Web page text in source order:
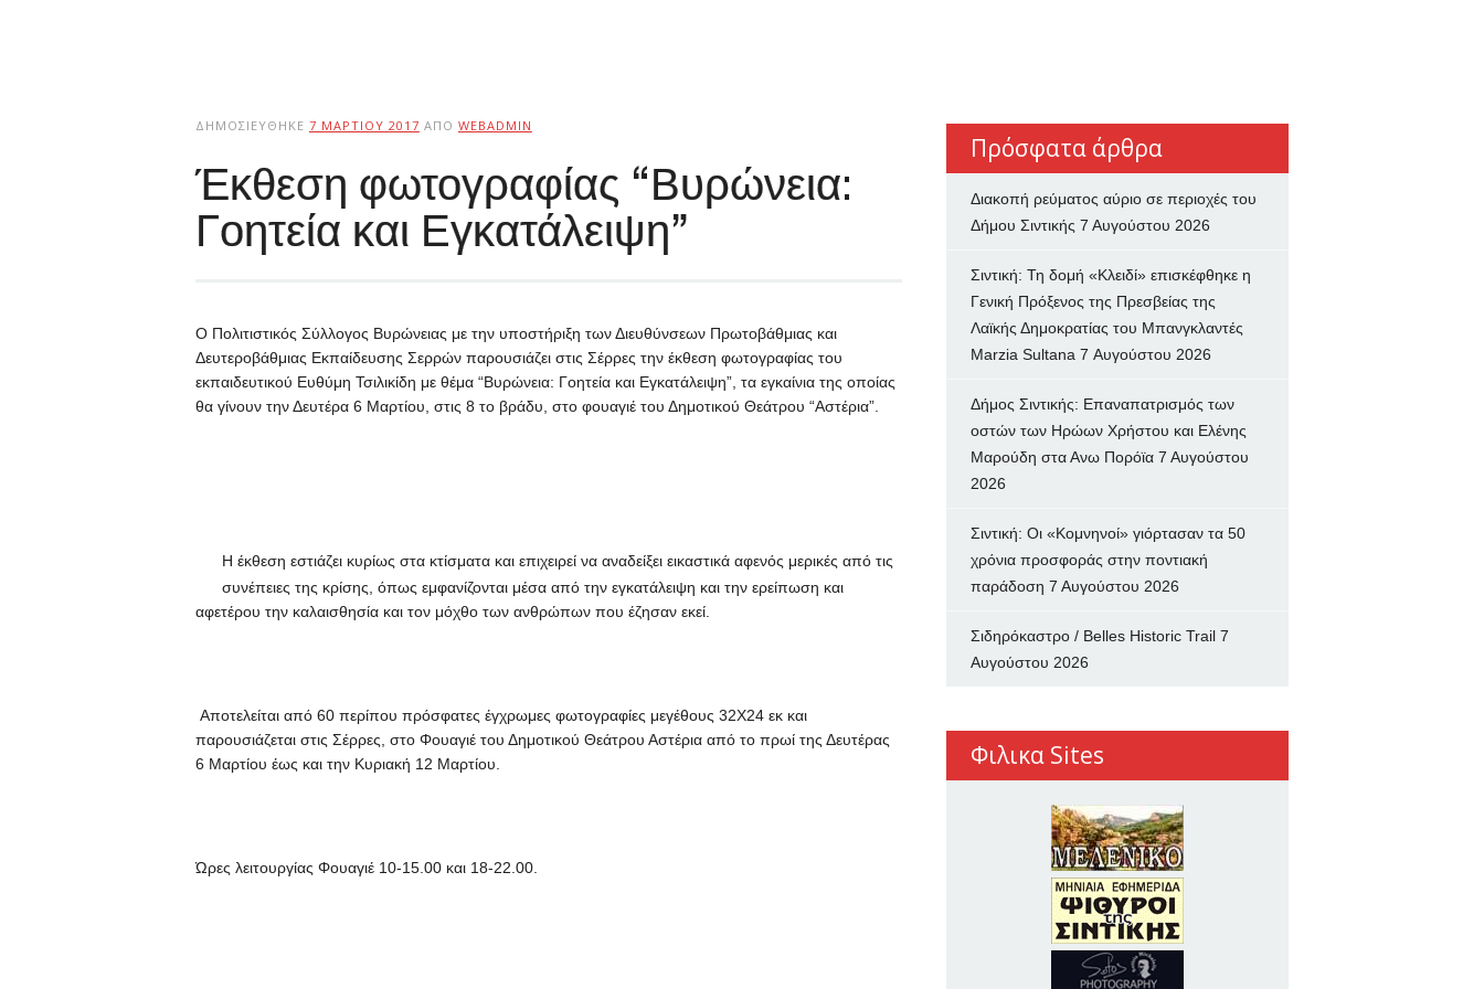
ΔΗΜΟΣΙΕΎΘΗΚΕ 7 ΜΑΡΤΊΟΥ 2017 ΑΠΌ WEBADMIN
Έκθεση φωτογραφίας “Βυρώνεια:
Γοητεία και Εγκατάλειψη”
Ο Πολιτιστικός Σύλλογος Βυρώνειας με την υποστήριξη των Διευθύνσεων Πρωτοβάθμιας και
Δευτεροβάθμιας Εκπαίδευσης Σερρών παρουσιάζει στις Σέρρες την έκθεση φωτογραφίας του
εκπαιδευτικού Ευθύμη Τσιλικίδη με θέμα “Βυρώνεια: Γοητεία και Εγκατάλειψη”, τα εγκαίνια της οποίας
θα γίνουν την Δευτέρα 6 Μαρτίου, στις 8 το βράδυ, στο φουαγιέ του Δημοτικού Θεάτρου “Αστέρια”.
Η έκθεση εστιάζει κυρίως στα κτίσματα και επιχειρεί να αναδείξει εικαστικά αφενός μερικές από τις
συνέπειες της κρίσης, όπως εμφανίζονται μέσα από την εγκατάλειψη και την ερείπωση και
αφετέρου την καλαισθησία και τον μόχθο των ανθρώπων που έζησαν εκεί.
Αποτελείται από 60 περίπου πρόσφατες έγχρωμες φωτογραφίες μεγέθους 32Χ24 εκ και
παρουσιάζεται στις Σέρρες, στο Φουαγιέ του Δημοτικού Θεάτρου Αστέρια από το πρωί της Δευτέρας
6 Μαρτίου έως και την Κυριακή 12 Μαρτίου.
Ώρες λειτουργίας Φουαγιέ 10-15.00 και 18-22.00.
Πρόσφατα άρθρα
Διακοπή ρεύματος αύριο σε περιοχές του
Δήμου Σιντικής 7 Αυγούστου 2026
Σιντική: Τη δομή «Κλειδί» επισκέφθηκε η
Γενική Πρόξενος της Πρεσβείας της
Λαϊκής Δημοκρατίας του Μπανγκλαντές
Marzia Sultana 7 Αυγούστου 2026
Δήμος Σιντικής: Επαναπατρισμός των
oστών των Ηρώων Χρήστου και Ελένης
Μαρούδη στα Ανω Πορόϊα 7 Αυγούστου
2026
Σιντική: Οι «Κομνηνοί» γιόρτασαν τα 50
χρόνια προσφοράς στην ποντιακή
παράδοση 7 Αυγούστου 2026
Σιδηρόκαστρο / Belles Historic Trail 7
Αυγούστου 2026
Φιλικα Sites